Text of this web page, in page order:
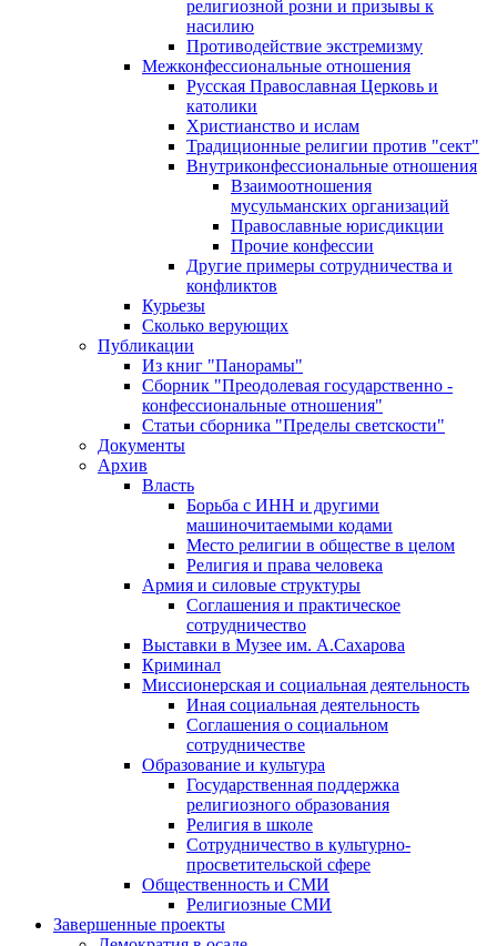
религиозной розни и призывы к
насилию
Противодействие экстремизму
Межконфессиональные отношения
Русская Православная Церковь и
католики
Христианство и ислам
Традиционные религии против "сект"
Внутриконфессиональные отношения
Взаимоотношения
мусульманских организаций
Православные юрисдикции
Прочие конфессии
Другие примеры сотрудничества и
конфликтов
Курьезы
Сколько верующих
Публикации
Из книг "Панорамы"
Сборник "Преодолевая государственно -
конфессиональные отношения"
Статьи сборника "Пределы светскости"
Документы
Архив
Власть
Борьба с ИНН и другими
машиночитаемыми кодами
Место религии в обществе в целом
Религия и права человека
Армия и силовые структуры
Соглашения и практическое
сотрудничество
Выставки в Музее им. А.Сахарова
Криминал
Миссионерская и социальная деятельность
Иная социальная деятельность
Соглашения о социальном
сотрудничестве
Образование и культура
Государственная поддержка
религиозного образования
Религия в школе
Сотрудничество в культурно-
просветительской сфере
Общественность и СМИ
Религиозные СМИ
Завершенные проекты